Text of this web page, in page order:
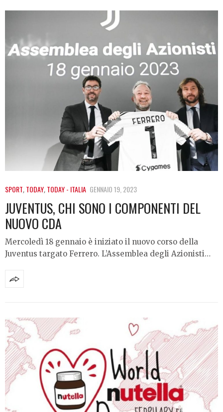
SPORT,TODAY,TODAY - ITALIA GENNAIO 19, 2023
JUVENTUS, CHI SONO I COMPONENTI DEL
NUOVO CDA
Mercoledì 18 gennaio è iniziato il nuovo corso della
Juventus targato Ferrero. L’Assemblea degli Azionisti…